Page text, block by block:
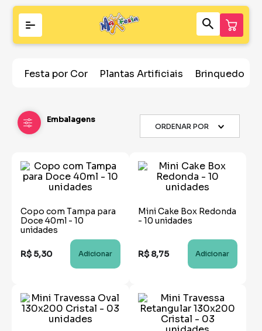
Festa por Cor Plantas Artificiais Brinquedos
Embalagens
ORDENAR POR
Copo com Tampa para
Doce 40ml - 10
unidades
R$ 5,30 Adicionar
Mini Cake Box Redonda
- 10 unidades
R$ 8,75 Adicionar